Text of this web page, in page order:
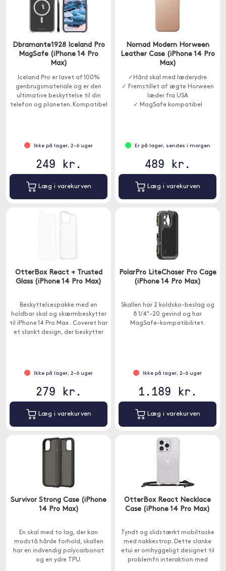
Dbramante1928 Iceland Pro
MagSafe (iPhone 14 Pro
Max)
Iceland Pro er lavet af 100%
genbrugsmateriale og er den
ultimative beskyttelse til din
telefon og planeten. Kompatibel
Ikke på lager, 2-6 uger
249 kr.
Læg i varekurven
Nomad Modern Horween
Leather Case (iPhone 14 Pro
Max)
✓Hård skal med læderydre
✓ Fremstillet af ægte Horween
læder fra USA
✓ MagSafe kompatibel
Er på lager, sendes i morgen
489 kr.
Læg i varekurven
OtterBox React + Trusted
Glass (iPhone 14 Pro Max)
Beskyttelsespakke med en
holdbar skal og skærmbeskytter
til iPhone 14 Pro Max . Coveret har
et slankt design, der beskytter
Ikke på lager, 2-6 uger
279 kr.
Læg i varekurven
PolarPro LiteChaser Pro Cage
(iPhone 14 Pro Max)
Skallen har 2 koldsko-beslag og
8 1/4"-20 gevind og har
MagSafe-kompatibilitet.
Ikke på lager, 2-6 uger
1.189 kr.
Læg i varekurven
Survivor Strong Case (iPhone
14 Pro Max)
En skal med to lag, der kan
modstå hårde forhold, skallen
har en indvendig polycarbonat
og en ydre TPU.
OtterBox React Necklace
Case (iPhone 14 Pro Max)
Tyndt og slidstærkt mobiltaske
med nakkestrop. Dette slanke
etui er omhyggeligt designet til
problemfri interaktion med